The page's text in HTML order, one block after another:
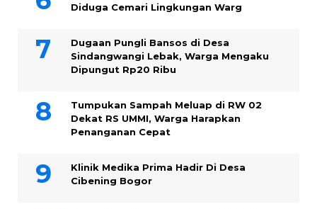
Diduga Cemari Lingkungan Warg
Dugaan Pungli Bansos di Desa
Sindangwangi Lebak, Warga Mengaku
Dipungut Rp20 Ribu
Tumpukan Sampah Meluap di RW 02
Dekat RS UMMI, Warga Harapkan
Penanganan Cepat
Klinik Medika Prima Hadir Di Desa
Cibening Bogor